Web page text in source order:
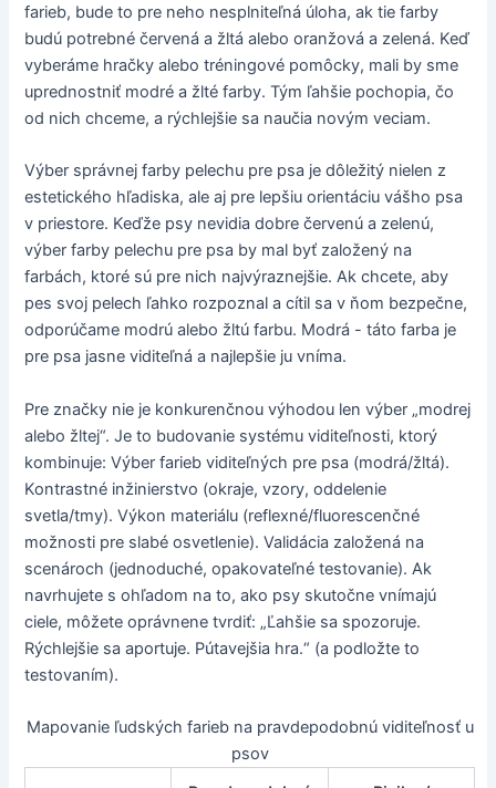
farieb, bude to pre neho nesplniteľná úloha, ak tie farby
budú potrebné červená a žltá alebo oranžová a zelená. Keď
vyberáme hračky alebo tréningové pomôcky, mali by sme
uprednostniť modré a žlté farby. Tým ľahšie pochopia, čo
od nich chceme, a rýchlejšie sa naučia novým veciam.
Výber správnej farby pelechu pre psa je dôležitý nielen z
estetického hľadiska, ale aj pre lepšiu orientáciu vášho psa
v priestore. Keďže psy nevidia dobre červenú a zelenú,
výber farby pelechu pre psa by mal byť založený na
farbách, ktoré sú pre nich najvýraznejšie. Ak chcete, aby
pes svoj pelech ľahko rozpoznal a cítil sa v ňom bezpečne,
odporúčame modrú alebo žltú farbu. Modrá - táto farba je
pre psa jasne viditeľná a najlepšie ju vníma.
Pre značky nie je konkurenčnou výhodou len výber „modrej
alebo žltej“. Je to budovanie systému viditeľnosti, ktorý
kombinuje: Výber farieb viditeľných pre psa (modrá/žltá).
Kontrastné inžinierstvo (okraje, vzory, oddelenie
svetla/tmy). Výkon materiálu (reflexné/fluorescenčné
možnosti pre slabé osvetlenie). Validácia založená na
scenároch (jednoduché, opakovateľné testovanie). Ak
navrhujete s ohľadom na to, ako psy skutočne vnímajú
ciele, môžete oprávnene tvrdiť: „Ľahšie sa spozoruje.
Rýchlejšie sa aportuje. Pútavejšia hra.“ (a podložte to
testovaním).
Mapovanie ľudských farieb na pravdepodobnú viditeľnosť u
psov